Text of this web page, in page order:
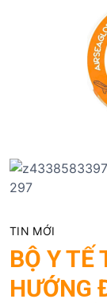
TIN MỚI
BỘ Y TẾ
HƯỚNG